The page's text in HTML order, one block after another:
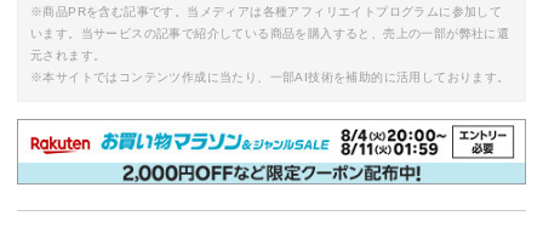
※商品PRを含む記事です。当メディアは各種アフィリエイトプログラムに参加して
います。当サービスの記事で紹介している商品を購入すると、売上の一部が弊社に還
元されます。
※本サイトではコンテンツ作成に当たり、一部AI技術を補助的に活用しております。